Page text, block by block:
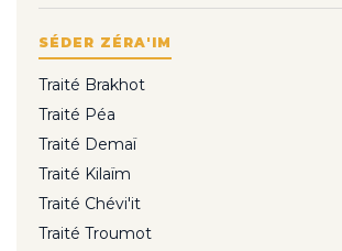
SÉDER ZÉRA'IM
Traité Brakhot
Traité Péa
Traité Demaï
Traité Kilaïm
Traité Chévi'it
Traité Troumot